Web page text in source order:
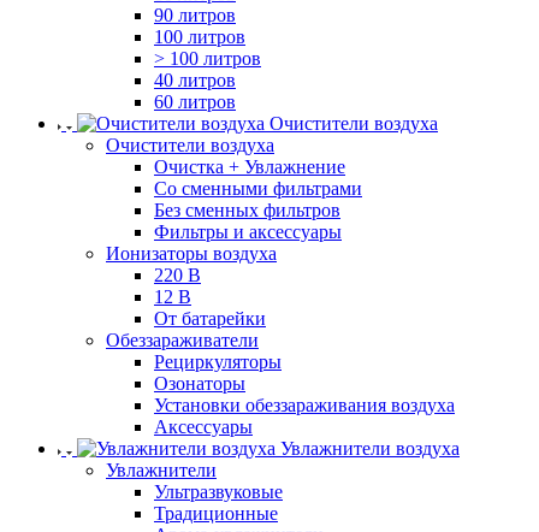
90 литров
100 литров
> 100 литров
40 литров
60 литров
Очистители воздуха
Очистители воздуха
Очистка + Увлажнение
Cо сменными фильтрами
Без сменных фильтров
Фильтры и аксессуары
Ионизаторы воздуха
220 В
12 В
От батарейки
Обеззараживатели
Рециркуляторы
Озонаторы
Установки обеззараживания воздуха
Аксессуары
Увлажнители воздуха
Увлажнители
Ультразвуковые
Традиционные